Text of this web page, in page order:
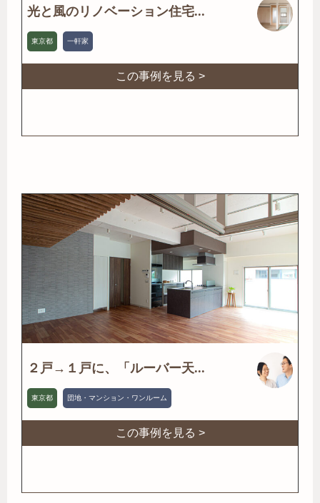
光と風のリノベーション住宅...
東京都 一軒家
この事例を見る >
２戸→１戸に、「ルーバー天...
東京都 団地・マンション・ワンルーム
この事例を見る >